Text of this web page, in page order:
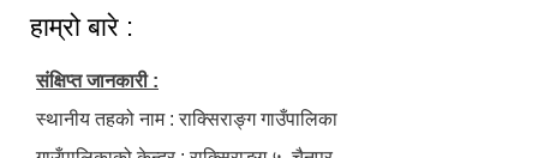
हाम्रो बारे :
संक्षिप्त जानकारी :
स्थानीय तहको नाम : राक्सिराङ्ग गाउँपालिका